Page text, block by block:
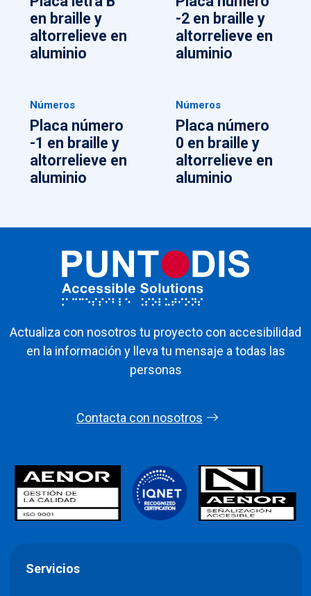
en braille y
altorrelieve en
aluminio
-2 en braille y
altorrelieve en
aluminio
Números
Placa número
-1 en braille y
altorrelieve en
aluminio
Números
Placa número
0 en braille y
altorrelieve en
aluminio
Actualiza con nosotros tu proyecto con accesibilidad
en la información y lleva tu mensaje a todas las
personas
Contacta con nosotros
Servicios